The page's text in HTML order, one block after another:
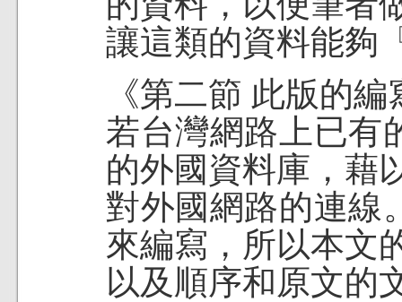
讓這類的資料能夠
《第二節 此版的
若台灣網路上已有
的外國資料庫，藉
對外國網路的連線
來編寫，所以本文
以及順序和原文的